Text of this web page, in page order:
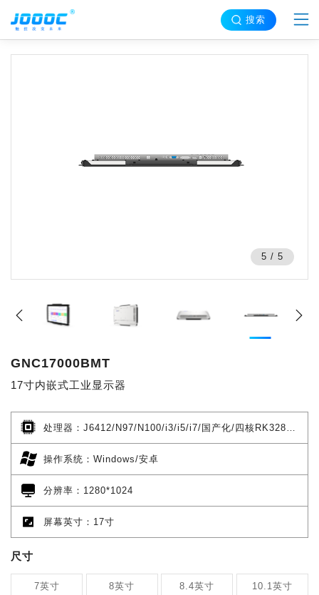
搜索
5 / 5
GNC17000BMT
17寸内嵌式工业显示器
处理器：J6412/N97/N100/i3/i5/i7/国产化/四核RK3288/四核RK3568/六核RK3399/八核RK3588
操作系统：Windows/安卓
分辨率：1280*1024
屏幕英寸：17寸
尺寸
7英寸 8英寸 8.4英寸 10.1英寸